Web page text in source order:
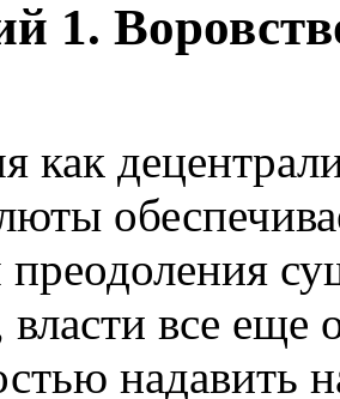
1.
как
преодоления
власти все еще
надавить